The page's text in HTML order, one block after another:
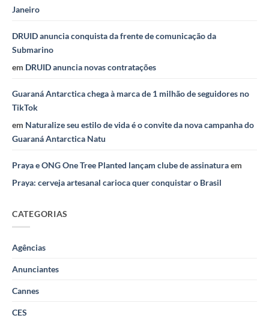
Janeiro
DRUID anuncia conquista da frente de comunicação da
Submarino
em DRUID anuncia novas contratações
Guaraná Antarctica chega à marca de 1 milhão de seguidores no
TikTok
em Naturalize seu estilo de vida é o convite da nova campanha do
Guaraná Antarctica Natu
Praya e ONG One Tree Planted lançam clube de assinaturaem
Praya: cerveja artesanal carioca quer conquistar o Brasil
CATEGORIAS
Agências
Anunciantes
Cannes
CES